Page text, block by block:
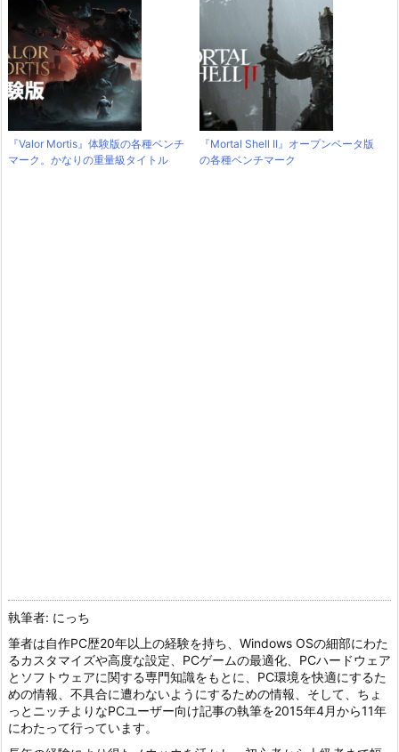
『Valor Mortis』体験版の各種ベンチ
マーク。かなりの重量級タイトル
『Mortal Shell II』オープンベータ版
の各種ベンチマーク
執筆者: にっち
筆者は自作PC歴20年以上の経験を持ち、Windows OSの細部にわた
るカスタマイズや高度な設定、PCゲームの最適化、PCハードウェア
とソフトウェアに関する専門知識をもとに、PC環境を快適にするた
めの情報、不具合に遭わないようにするための情報、そして、ちょ
っとニッチよりなPCユーザー向け記事の執筆を2015年4月から11年
にわたって行っています。